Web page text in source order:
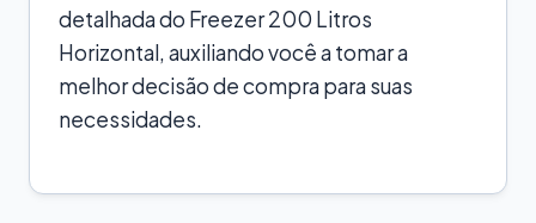
detalhada do Freezer 200 Litros
Horizontal, auxiliando você a tomar a
melhor decisão de compra para suas
necessidades.